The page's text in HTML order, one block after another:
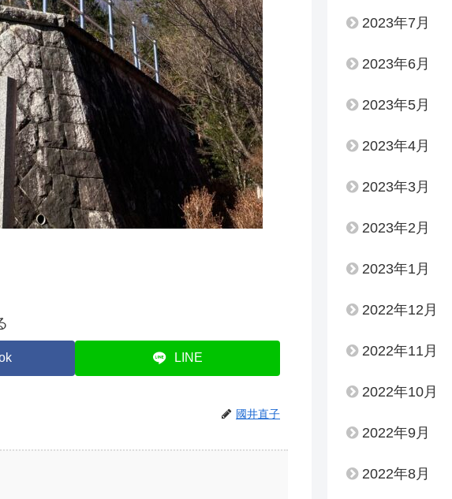
LINE
國井直子
2023年7月
2023年6月
2023年5月
2023年4月
2023年3月
2023年2月
2023年1月
2022年12月
2022年11月
2022年10月
2022年9月
2022年8月